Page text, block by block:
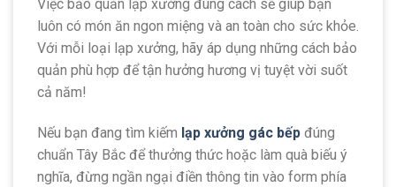
Việc bảo quản lạp xưởng đúng cách sẽ giúp bạn
luôn có món ăn ngon miệng và an toàn cho sức khỏe.
Với mỗi loại lạp xưởng, hãy áp dụng những cách bảo
quản phù hợp để tận hưởng hương vị tuyệt vời suốt
cả năm!
Nếu bạn đang tìm kiếm lạp xưởng gác bếp đúng
chuẩn Tây Bắc để thưởng thức hoặc làm quà biếu ý
nghĩa, đừng ngần ngại điền thông tin vào form phía